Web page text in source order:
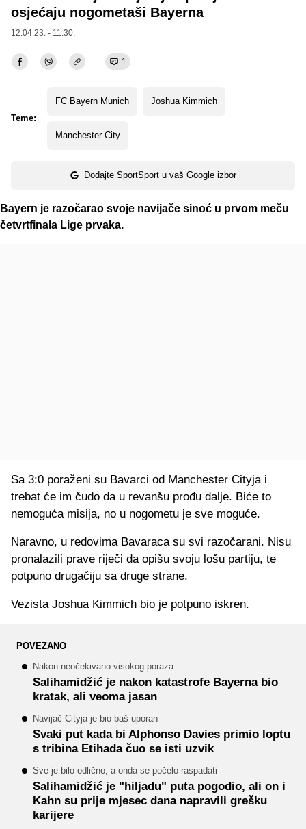
osjećaju nogometaši Bayerna
12.04.23. - 11:30,
1
Teme:
FC Bayern Munich Joshua Kimmich
Manchester City
Dodajte SportSport u vaš Google izbor
Bayern je razočarao svoje navijače sinoć u prvom meču
četvrtfinala Lige prvaka.
Sa 3:0 poraženi su Bavarci od Manchester Cityja i
trebat će im čudo da u revanšu prođu dalje. Biće to
nemoguća misija, no u nogometu je sve moguće.
Naravno, u redovima Bavaraca su svi razočarani. Nisu
pronalazili prave riječi da opišu svoju lošu partiju, te
potpuno drugačiju sa druge strane.
Vezista Joshua Kimmich bio je potpuno iskren.
POVEZANO
Nakon neočekivano visokog poraza
Salihamidžić je nakon katastrofe Bayerna bio
kratak, ali veoma jasan
Navijač Cityja je bio baš uporan
Svaki put kada bi Alphonso Davies primio loptu
s tribina Etihada čuo se isti uzvik
Sve je bilo odlično, a onda se počelo raspadati
Salihamidžić je "hiljadu" puta pogodio, ali on i
Kahn su prije mjesec dana napravili grešku
karijere